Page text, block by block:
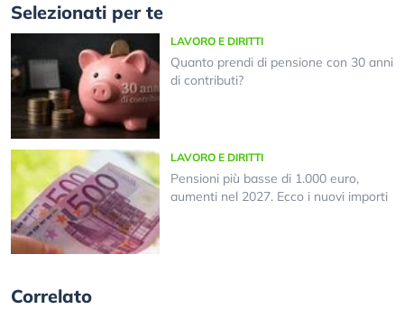
Selezionati per te
LAVORO E DIRITTI
Quanto prendi di pensione con 30 anni
di contributi?
LAVORO E DIRITTI
Pensioni più basse di 1.000 euro,
aumenti nel 2027. Ecco i nuovi importi
Correlato